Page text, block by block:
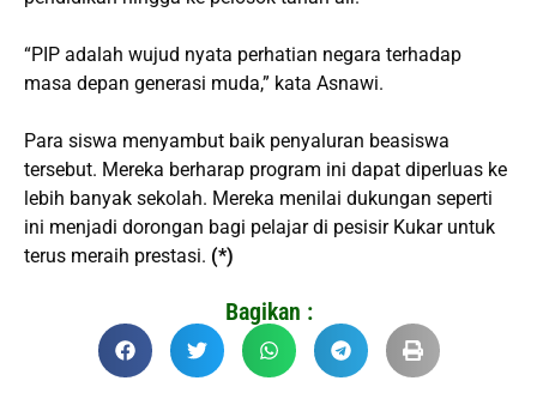
“PIP adalah wujud nyata perhatian negara terhadap
masa depan generasi muda,” kata Asnawi.
Para siswa menyambut baik penyaluran beasiswa
tersebut. Mereka berharap program ini dapat diperluas ke
lebih banyak sekolah. Mereka menilai dukungan seperti
ini menjadi dorongan bagi pelajar di pesisir Kukar untuk
terus meraih prestasi. (*)
Bagikan :